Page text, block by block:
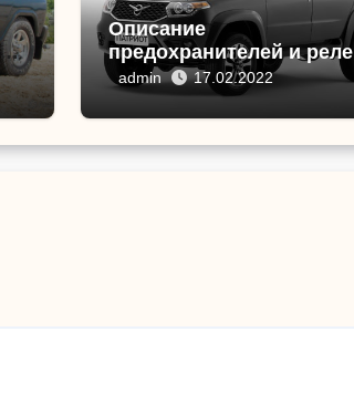
Описание
предохранителей и реле
УАЗ-3163 «Патриот»
admin 17.02.2022